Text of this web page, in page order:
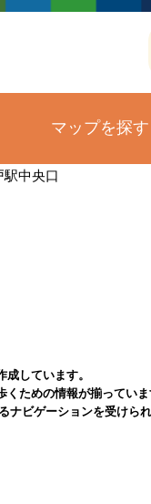
マップを探す
駅中央口
しています。
ための情報が揃っていま
ナビゲーションを受けられ